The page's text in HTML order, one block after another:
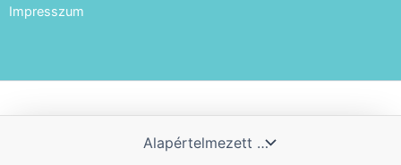
Impresszum